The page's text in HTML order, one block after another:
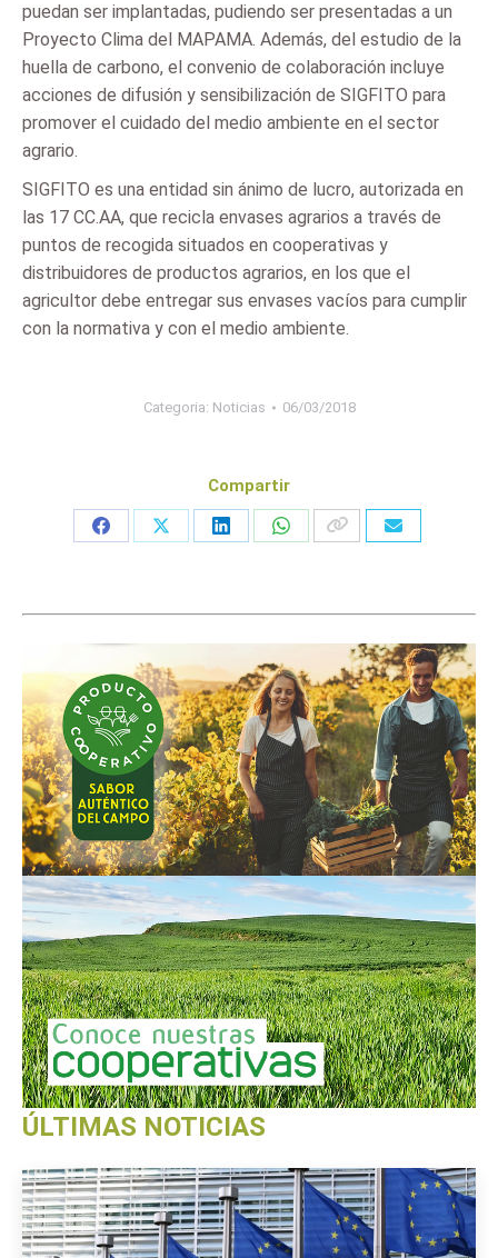
puedan ser implantadas, pudiendo ser presentadas a un
Proyecto Clima del MAPAMA. Además, del estudio de la
huella de carbono, el convenio de colaboración incluye
acciones de difusión y sensibilización de SIGFITO para
promover el cuidado del medio ambiente en el sector
agrario.
SIGFITO es una entidad sin ánimo de lucro, autorizada en
las 17 CC.AA, que recicla envases agrarios a través de
puntos de recogida situados en cooperativas y
distribuidores de productos agrarios, en los que el
agricultor debe entregar sus envases vacíos para cumplir
con la normativa y con el medio ambiente.
Categoria: Noticias 06/03/2018
Compartir
Share
Share
Share
Share
ÚLTIMAS NOTICIAS